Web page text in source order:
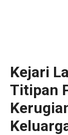
Kejari
Titipan